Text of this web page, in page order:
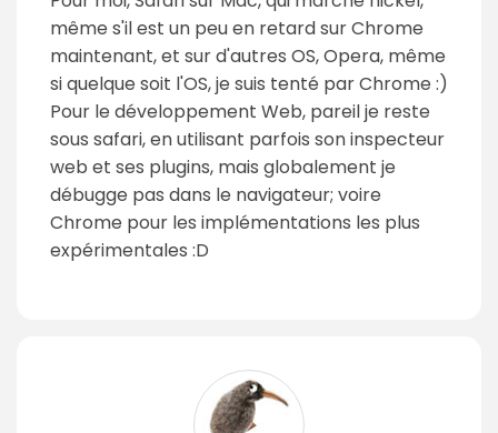
même s'il est un peu en retard sur Chrome
maintenant, et sur d'autres OS, Opera, même
si quelque soit l'OS, je suis tenté par Chrome :)
Pour le développement Web, pareil je reste
sous safari, en utilisant parfois son inspecteur
web et ses plugins, mais globalement je
débugge pas dans le navigateur; voire
Chrome pour les implémentations les plus
expérimentales :D